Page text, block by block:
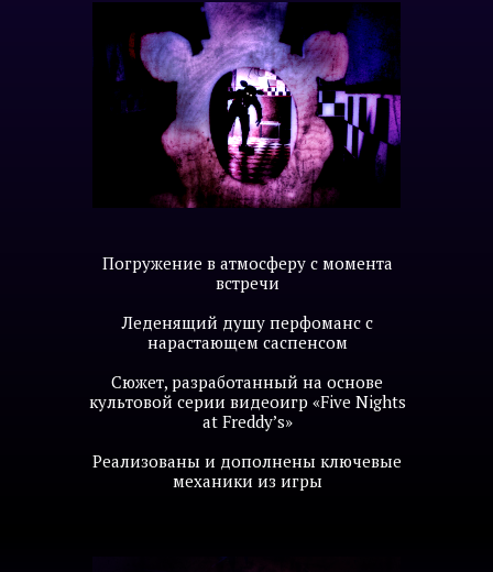
Погружение в атмосферу с момента
встречи
Леденящий душу перфоманс с
нарастающем саспенсом
Сюжет, разработанный на основе
культовой серии видеоигр «Five Nights
at Freddy’s»
Реализованы и дополнены ключевые
механики из игры